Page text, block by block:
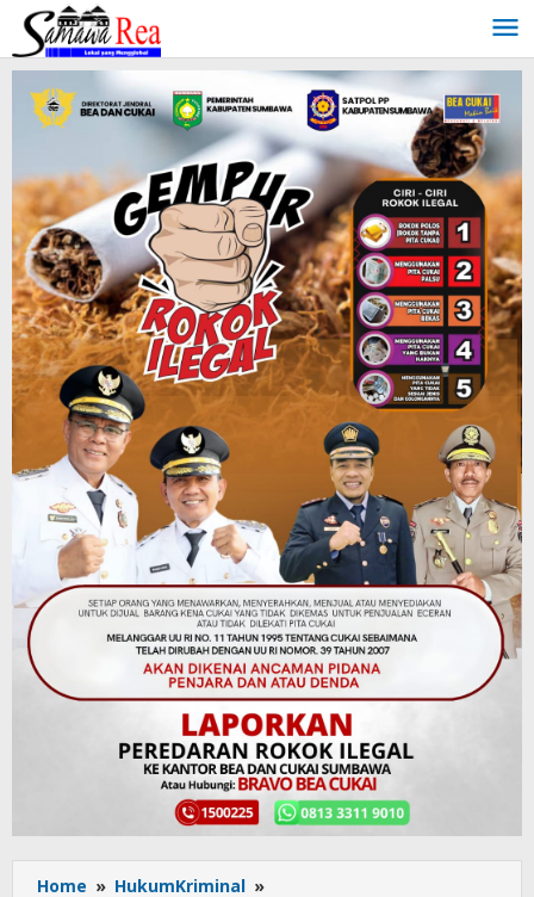
Lewati
konten
Home » HukumKriminal »